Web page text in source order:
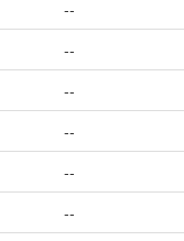
--
--
--
--
--
--